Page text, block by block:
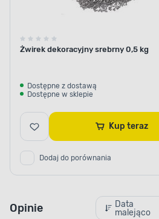
Żwirek dekoracyjny srebrny 0,5 kg
Dostępne z dostawą
Dostępne w sklepie
Kup teraz
Dodaj do porównania
Opinie
Data
malejąco